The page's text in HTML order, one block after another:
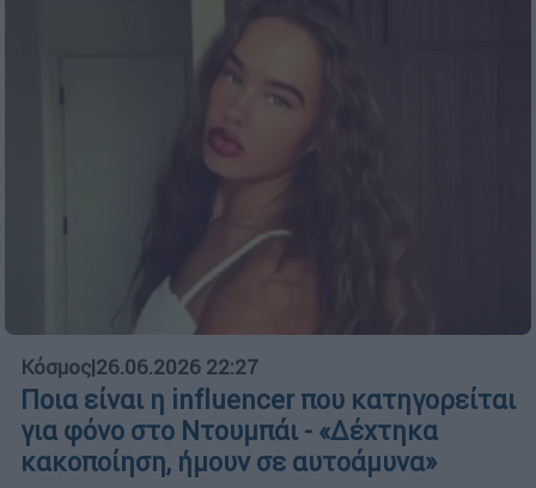
Κόσμος|26.06.2026 22:27
Ποια είναι η influencer που κατηγορείται
για φόνο στο Ντουμπάι - «Δέχτηκα
κακοποίηση, ήμουν σε αυτοάμυνα»